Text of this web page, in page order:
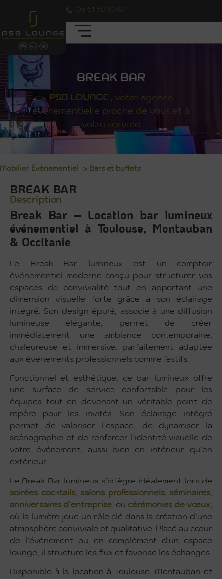
05 61 50 80 07
BREAK BAR
PSB LOUNGE, votre agence
évènementielle proche de vous et à
votre service
Mobilier Évènementiel > Bars et buffets
BREAK BAR
Description
Break Bar – Location bar lumineux
événementiel à Toulouse, Montauban
& Occitanie
Le Break Bar lumineux est un comptoir
événementiel moderne conçu pour structurer vos
espaces de convivialité tout en apportant une
dimension visuelle forte grâce à son éclairage
intégré. Son design épuré, associé à une diffusion
lumineuse élégante, permet de créer
immédiatement une ambiance contemporaine,
chaleureuse et immersive, parfaitement adaptée
aux événements professionnels comme festifs.
Fonctionnel et esthétique, ce bar lumineux offre
une surface de service confortable pour les
équipes tout en devenant un véritable point de
repère pour les invités. Son éclairage intégré
permet de valoriser l’espace, de dynamiser la
scénographie et de renforcer l’identité visuelle de
votre événement, aussi bien en intérieur qu’en
extérieur.
Le Break Bar lumineux s’intègre idéalement lors de
soirées cocktails, salons professionnels, séminaires
anniversaires d’entreprise , ou cérémonies de vœux
où la lumière joue un rôle clé dans la création d’une
atmosphère conviviale et qualitative. Placé au cœur
de l’événement ou en complément d’un espace
lounge, il structure les flux et favorise les échanges.
Disponible à la location à Toulouse, Montauban et